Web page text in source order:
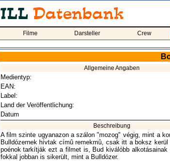
Filme Darsteller Crew
Allgemeine Angaben
Medientyp:
EAN:
Label:
Land der Veröffentlichung:
Datum
Beschreibung
A film szinte ugyanazon a szálon "mozog" végig, mint a
Bulldózernek hívtak címû remekmû, csak itt a boksz kerül
poénok tarkítják ezt a filmet is, Bud kiválóbb
fokkal jobban is sikerült, mint a Bulldózer.